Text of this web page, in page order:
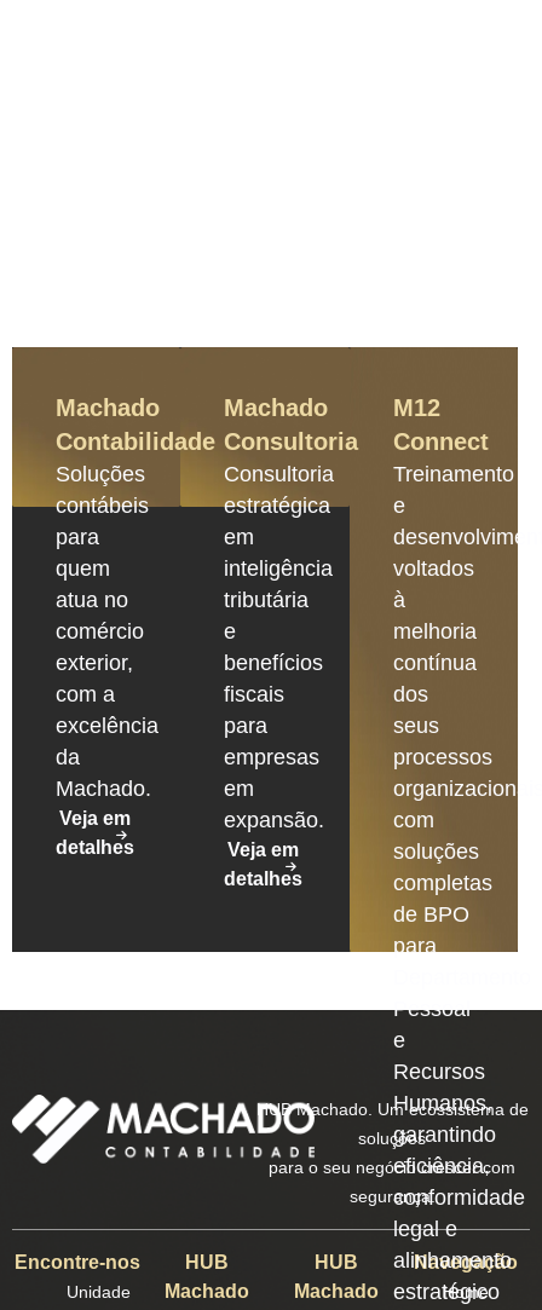
Machado
Contabilidade
Soluções
contábeis
para
quem
atua no
comércio
exterior,
com a
excelência
da
Machado.
Veja em
detalhes
Machado
Consultoria
Consultoria
estratégica
em
inteligência
tributária
e
benefícios
fiscais
para
empresas
em
expansão.
Veja em
detalhes
M12
Connect
Treinamento
e
voltados
à
melhoria
contínua
dos
seus
processos
com
soluções
completas
de BPO
para
Pessoal
e
Recursos
Humanos,
garantindo
eficiência,
conformidade
legal e
alinhamento
estratégico
HUB Machado. Um ecossistema de
soluções
para o seu negócio crescer com
segurança.
Encontre-nos
Unidade
HUB
Machado
HUB
Machado
Navegação
Home